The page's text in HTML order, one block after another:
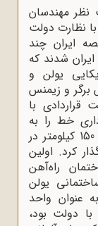
نظر مهندسان
نظارت دولت
ایران چند
شدند که
یولن و
برگر و زیمنس
1307ش، دولت قراردادی با
خط را به
انضمام ساختمان 150 کیلومتر در شمال و 150 کیلومتر در
کرد. اولین
راه‌آهن
یولن
عنوان واحد
دولت بود،